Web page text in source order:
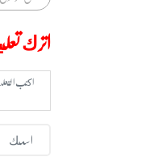
اترك